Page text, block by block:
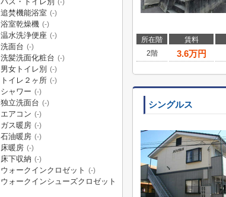
所在階 賃料
2階
3.6万円
シングルス
(-)
追焚機能浴室 (-)
浴室乾燥機 (-)
温水洗浄便座 (-)
洗面台 (-)
洗髪洗面化粧台 (-)
男女トイレ別 (-)
トイレ２ヶ所 (-)
シャワー (-)
独立洗面台 (-)
エアコン (-)
ガス暖房 (-)
石油暖房 (-)
床暖房 (-)
床下収納 (-)
ウォークインクロゼット (-)
ウォークインシューズクロゼット